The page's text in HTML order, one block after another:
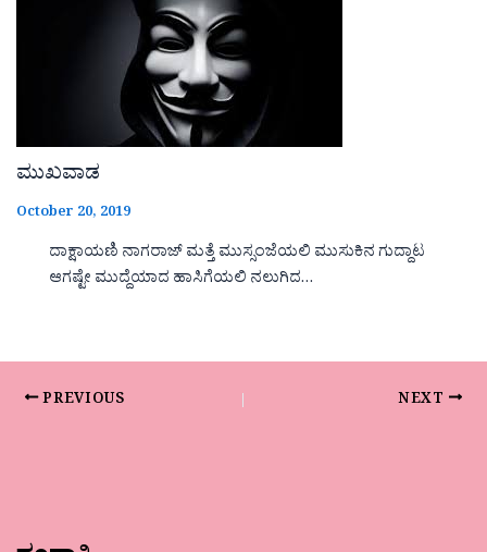
ಮುಖವಾಡ
October 20, 2019
ದಾಕ್ಷಾಯಣಿ ನಾಗರಾಜ್ ಮತ್ತೆ ಮುಸ್ಸಂಜೆಯಲಿ ಮುಸುಕಿನ ಗುದ್ದಾಟ
ಆಗಷ್ಟೇ ಮುದ್ದೆಯಾದ ಹಾಸಿಗೆಯಲಿ ನಲುಗಿದ…
PREVIOUS NEXT